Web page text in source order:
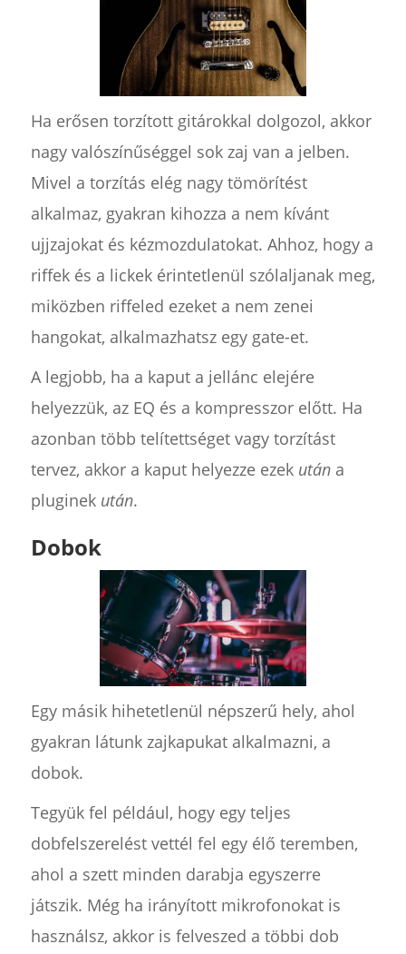
Ha erősen torzított gitárokkal dolgozol, akkor
nagy valószínűséggel sok zaj van a jelben.
Mivel a torzítás elég nagy tömörítést
alkalmaz, gyakran kihozza a nem kívánt
ujjzajokat és kézmozdulatokat. Ahhoz, hogy a
riffek és a lickek érintetlenül szólaljanak meg,
miközben riffeled ezeket a nem zenei
hangokat, alkalmazhatsz egy gate-et.
A legjobb, ha a kaput a jellánc elejére
helyezzük, az EQ és a kompresszor előtt. Ha
azonban több telítettséget vagy torzítást
tervez, akkor a kaput helyezze ezek utána
pluginek után.
Dobok
Egy másik hihetetlenül népszerű hely, ahol
gyakran látunk zajkapukat alkalmazni, a
dobok.
Tegyük fel például, hogy egy teljes
dobfelszerelést vettél fel egy élő teremben,
ahol a szett minden darabja egyszerre
játszik. Még ha irányított mikrofonokat is
használsz, akkor is felveszed a többi dob